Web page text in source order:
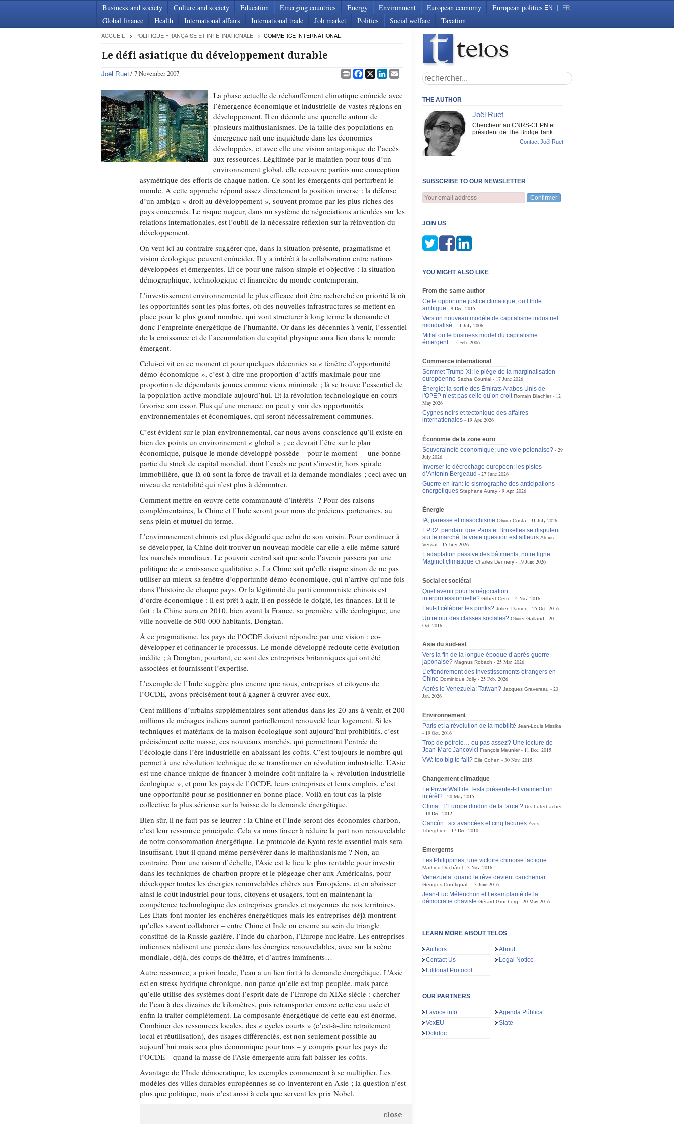
Business and society Culture and society Education Emerging countries Energy Environment European economy
European politics
Global finance
Health International affairs International trade Job market Politics Social welfare Taxation
EN FR
ACCUEIL POLITIQUE FRANÇAISE ET INTERNATIONALE COMMERCE INTERNATIONAL
Le défi asiatique du développement durable
Joël Ruet 7 November 2007 PrintFacebook
X LinkedIn
Email
La phase actuelle de réchauffement climatique coïncide avec
l’émergence économique et industrielle de vastes régions en
développement. Il en découle une querelle autour de
plusieurs malthusianismes. De la taille des populations en
émergence naît une inquiétude dans les économies
développées, et avec elle une vision antagonique de l’accès
aux ressources. Légitimée par le maintien pour tous d’un
environnement global, elle recouvre parfois une conception
asymétrique des efforts de chaque nation. Ce sont les émergents qui perturbent le
monde. A cette approche répond assez directement la position inverse : la défense
d’un ambigu « droit au développement », souvent promue par les plus riches des
pays concernés. Le risque majeur, dans un système de négociations articulées sur les
relations internationales, est l’oubli de la nécessaire réflexion sur la réinvention du
développement.
On veut ici au contraire suggérer que, dans la situation présente, pragmatisme et
vision écologique peuvent coïncider. Il y a intérêt à la collaboration entre nations
développées et émergentes. Et ce pour une raison simple et objective : la situation
démographique, technologique et financière du monde contemporain.
L’investissement environnemental le plus efficace doit être recherché en priorité là où
les opportunités sont les plus fortes, où des nouvelles infrastructures se mettent en
place pour le plus grand nombre, qui vont structurer à long terme la demande et
donc l’empreinte énergétique de l’humanité. Or dans les décennies à venir, l’essentiel
de la croissance et de l’accumulation du capital physique aura lieu dans le monde
émergent.
Celui-ci vit en ce moment et pour quelques décennies sa « fenêtre d’opportunité
démo-économique », c’est-à-dire une proportion d’actifs maximale pour une
proportion de dépendants jeunes comme vieux minimale ; là se trouve l’essentiel de
la population active mondiale aujourd’hui. Et la révolution technologique en cours
favorise son essor. Plus qu’une menace, on peut y voir des opportunités
environnementales et économiques, qui seront nécessairement communes.
C’est évident sur le plan environnemental, car nous avons conscience qu’il existe en
bien des points un environnement « global » ; ce devrait l’être sur le plan
économique, puisque le monde développé possède – pour le moment – une bonne
partie du stock de capital mondial, dont l’excès ne peut s’investir, hors spirale
immobilière, que là où sont la force de travail et la demande mondiales ; ceci avec un
niveau de rentabilité qui n’est plus à démontrer.
Comment mettre en œuvre cette communauté d’intérêts ? Pour des raisons
complémentaires, la Chine et l’Inde seront pour nous de précieux partenaires, au
sens plein et mutuel du terme.
L’environnement chinois est plus dégradé que celui de son voisin. Pour continuer à
se développer, la Chine doit trouver un nouveau modèle car elle a elle-même saturé
les marchés mondiaux. Le pouvoir central sait que seule l’avenir passera par une
politique de « croissance qualitative ». La Chine sait qu’elle risque sinon de ne pas
utiliser au mieux sa fenêtre d’opportunité démo-économique, qui n’arrive qu’une fois
dans l’histoire de chaque pays. Or la légitimité du parti communiste chinois est
d’ordre économique : il est prêt à agir, il en possède le doigté, les finances. Et il le
fait : la Chine aura en 2010, bien avant la France, sa première ville écologique, une
ville nouvelle de 500 000 habitants, Dongtan.
À ce pragmatisme, les pays de l’OCDE doivent répondre par une vision : co-
développer et cofinancer le processus. Le monde développé redoute cette évolution
inédite ; à Dongtan, pourtant, ce sont des entreprises britanniques qui ont été
associées et fournissent l’expertise.
L’exemple de l’Inde suggère plus encore que nous, entreprises et citoyens de
l’OCDE, avons précisément tout à gagner à œuvrer avec eux.
Cent millions d’urbains supplémentaires sont attendus dans les 20 ans à venir, et 200
millions de ménages indiens auront partiellement renouvelé leur logement. Si les
techniques et matériaux de la maison écologique sont aujourd’hui prohibitifs, c’est
précisément cette masse, ces nouveaux marchés, qui permettront l’entrée de
l’écologie dans l’ère industrielle en abaissant les coûts. C’est toujours le nombre qui
permet à une révolution technique de se transformer en révolution industrielle. L’Asie
est une chance unique de financer à moindre coût unitaire la « révolution industrielle
écologique », et pour les pays de l’OCDE, leurs entreprises et leurs emplois, c’est
une opportunité pour se positionner en bonne place. Voilà en tout cas la piste
collective la plus sérieuse sur la baisse de la demande énergétique.
Bien sûr, il ne faut pas se leurrer : la Chine et l’Inde seront des économies charbon,
c’est leur ressource principale. Cela va nous forcer à réduire la part non renouvelable
de notre consommation énergétique. Le protocole de Kyoto reste essentiel mais sera
insuffisant. Faut-il quand même persévérer dans le malthusianisme ? Non, au
contraire. Pour une raison d’échelle, l’Asie est le lieu le plus rentable pour investir
dans les techniques de charbon propre et le piégeage cher aux Américains, pour
développer toutes les énergies renouvelables chères aux Européens, et en abaisser
ainsi le coût industriel pour tous, citoyens et usagers, tout en maintenant la
compétence technologique des entreprises grandes et moyennes de nos territoires.
Les Etats font monter les enchères énergétiques mais les entreprises déjà montrent
qu’elles savent collaborer – entre Chine et Inde ou encore au sein du triangle
constitué de la Russie gazière, l’Inde du charbon, l’Europe nucléaire. Les entreprises
indiennes réalisent une percée dans les énergies renouvelables, avec sur la scène
mondiale, déjà, des coups de théâtre, et d’autres imminents…
Autre ressource, a priori locale, l’eau a un lien fort à la demande énergétique. L’Asie
est en stress hydrique chronique, non parce qu’elle est trop peuplée, mais parce
qu’elle utilise des systèmes dont l’esprit date de l’Europe du XIXe siècle : chercher
de l’eau à des dizaines de kilomètres, puis retransporter encore cette eau usée et
enfin la traiter complètement. La composante énergétique de cette eau est énorme.
Combiner des ressources locales, des « cycles courts » (c’est-à-dire retraitement
local et réutilisation), des usages différenciés, est non seulement possible au
aujourd’hui mais sera plus économique pour tous – y compris pour les pays de
l’OCDE – quand la masse de l’Asie émergente aura fait baisser les coûts.
Avantage de l’Inde démocratique, les exemples commencent à se multiplier. Les
modèles des villes durables européennes se co-inventeront en Asie ; la question n’est
plus que politique, mais c’est aussi à cela que servent les prix Nobel.
close
THE AUTHOR
Joël Ruet
Chercheur au CNRS-CEPN et
président de The Bridge Tank
Contact Joël Ruet
SUBSCRIBE TO OUR NEWSLETTER
Confirmer
JOIN US
YOU MIGHT ALSO LIKE
From the same author
Cette opportune justice climatique, ou l’Inde
ambiguë
9 Dec. 2015
Vers un nouveau modèle de capitalisme industriel
mondialisé
11 July 2006
Mittal ou le business model du capitalisme
émergent
15 Feb. 2006
Commerce international
Sommet Trump-Xi: le piège de la marginalisation
européenne Sacha Courtial
17 June 2026
Énergie: la sortie des Émirats Arabes Unis de
l'OPEP n’est pas celle qu’on croit Romain Blachier
12
May 2026
Cygnes noirs et tectonique des affaires
internationales
19 Apr. 2026
Économie de la zone euro
Souveraineté économique: une voie polonaise?
29
July 2026
Inverser le décrochage européen: les pistes
d’Antonin Bergeaud
27 June 2026
Guerre en Iran: le sismographe des anticipations
énergétiques Stéphane Auray 9 Apr. 2026
Énergie
IA, paresse et masochisme Olivier Costa
31 July 2026
EPR2: pendant que Paris et Bruxelles se disputent
sur le marché, la vraie question est ailleurs Alexis
Vessat
15 July 2026
L’adaptation passive des bâtiments, notre ligne
Maginot climatique Charles Dennery 19 June 2026
Social et sociétal
Quel avenir pour la négociation
interprofessionnelle? Gilbert Cette
4 Nov. 2016
Faut-il célébrer les punks? Julien Damon
25 Oct. 2016
Un retour des classes sociales? Olivier Galland
20
Oct. 2016
Asie du sud-est
Vers la fin de la longue époque d’après-guerre
japonaise? Magnus Robach
25 Mar. 2026
L’effondrement des investissements étrangers en
Chine Dominique Jolly
25 Feb. 2026
Après le Venezuela: Taïwan? Jacques Gravereau
23
Jan. 2026
Environnement
Paris et la révolution de la mobilité Jean-Louis Missika
19 Oct. 2016
Trop de pétrole… ou pas assez? Une lecture de
Jean-Marc Jancovici François Meunier
11 Dec. 2015
VW: too big to fail? Élie Cohen 30 Nov. 2015
Changement climatique
Le PowerWall de Tesla présente-t-il vraiment un
intérêt?
20 May 2015
Climat : l’Europe dindon de la farce ? Urs Luterbacher
18 Dec. 2012
Cancún : six avancées et cinq lacunes Yves
Tiberghien
17 Dec. 2010
Emergents
Les Philippines, une victoire chinoise tactique
Mathieu Duchâtel
3 Nov. 2016
Venezuela: quand le rêve devient cauchemar
Georges Couffignal
13 June 2016
Jean-Luc Mélenchon et l’exemplarité de la
démocratie chaviste Gérard Grunberg 20 May 2016
LEARN MORE ABOUT TELOS
Authors
About
Contact Us
Legal Notice
Editorial Protocol
OUR PARTNERS
Lavoce.info
Agenda Pública
VoxEU
Slate
Dokdoc